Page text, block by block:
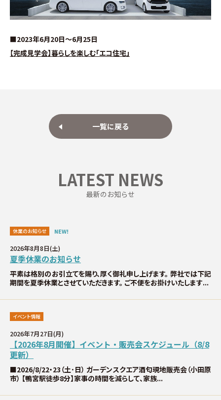
∟土地分譲
不動産管理 売買・賃貸仲介
∟レモンホームの取り組み
お問い合わせ
∟来場予約
■2023年6月20日～6月25日
【完成見学会】暮らしを楽しむ「エコ住宅」
一覧に戻る
LATEST NEWS
最新のお知らせ
休業のお知らせ NEW!
2026年8月8日(土)
夏季休業のお知らせ
平素は格別のお引立てを賜り、厚く御礼申し上げます。 弊社では下記
期間を夏季休業とさせていただきます。 ご不便をお掛けいたします...
イベント情報
2026年7月27日(月)
【2026年8月開催】イベント・販売会スケジュール（8/8
更新）
■2026/8/22・23（土･日） ガーデンスクエア酒匂現地販売会（小田原
市） 【鴨宮駅徒歩8分】家事の時間を減らして、家族...